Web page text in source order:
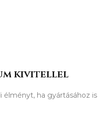
kivitellel
élményt, ha gyártásához is